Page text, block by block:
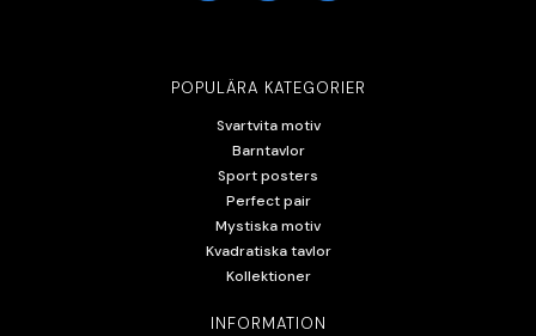
POPULÄRA KATEGORIER
Svartvita motiv
Barntavlor
Sport posters
Perfect pair
Mystiska motiv
Kvadratiska tavlor
Kollektioner
INFORMATION